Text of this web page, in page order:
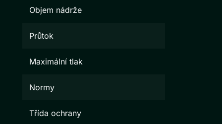
Objem nádrže
Průtok
Maximální tlak
Normy
Třída ochrany